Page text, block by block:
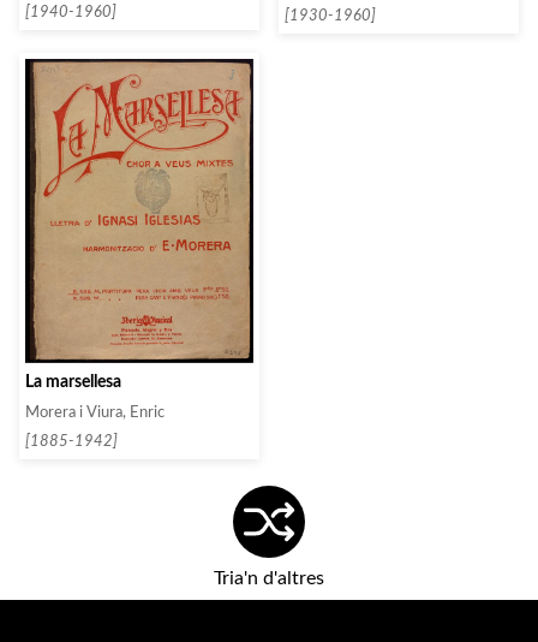
[1940-1960]
[1930-1960]
La marsellesa
Morera i Viura, Enric
[1885-1942]
Tria'n d'altres